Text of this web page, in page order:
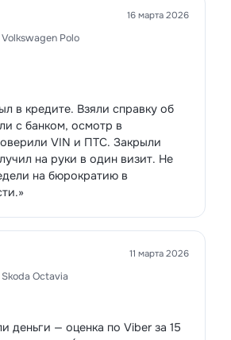
Volkswagen Polo
16 марта 2026
в кредите. Взяли справку об
с банком, осмотр в
VIN и ПТС. Закрыли
на руки в один визит. Не
на бюрократию в
Skoda Octavia
11 марта 2026
деньги — оценка по Viber за 15